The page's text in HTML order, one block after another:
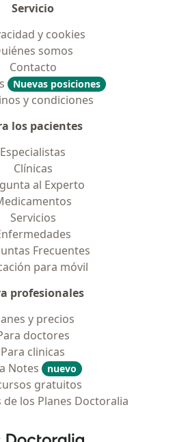
Servicio
y cookies
somos
Contacto
Nuevas posiciones
y condiciones
los pacientes
Especialistas
Clínicas
al Experto
Servicios
Frecuentes
para móvil
profesionales
y precios
doctores
Para clinicas
Notes
nuevo
gratuitos
de los Planes Doctoralia
Doctoralia - Página de inicio